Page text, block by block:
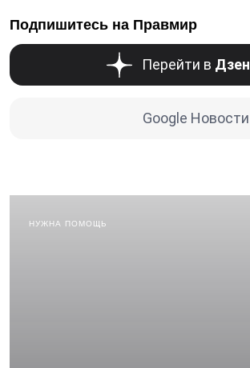
Подпишитесь на Правмир
Перейти в Дзен
Google Новости
НУЖНА ПОМОЩЬ